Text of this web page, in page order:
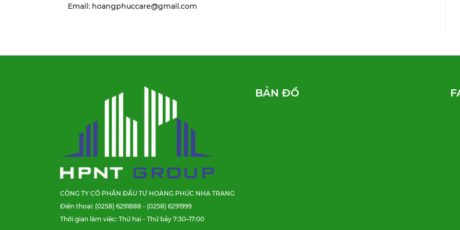
Email: hoangphuccare@gmail.com
CÔNG TY CỔ PHẦN ĐẦU TƯ HOÀNG PHÚC NHA TRANG
Điện thoại: (0258) 6291888 - (0258) 6291999
Thời gian làm việc: Thứ hai - Thứ bảy 7:30–17:00
BẢN ĐỒ